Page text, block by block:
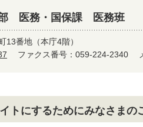
医務・国保課 医務班
13番地（本庁4階）
ファクス番号：059-224-2340
トにするためにみなさまの